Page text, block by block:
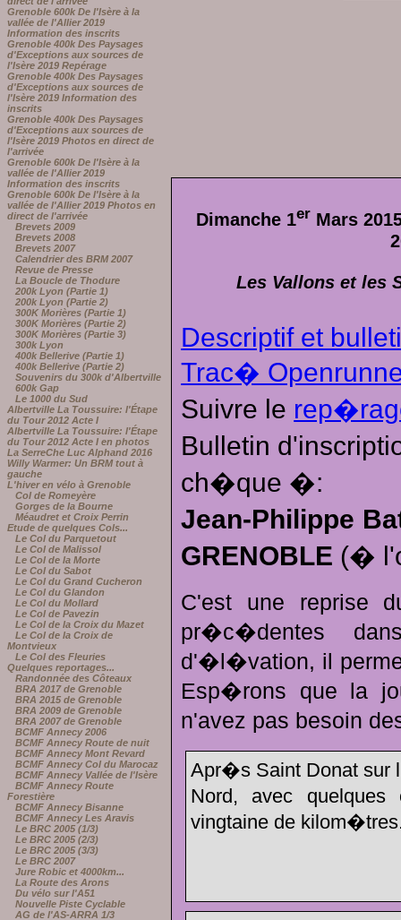
Grenoble 600k De l'Isère à la
vallée de l'Allier 2019
Information des inscrits
Grenoble 400k Des Paysages
d'Exceptions aux sources de
l'Isère 2019 Repérage
Grenoble 400k Des Paysages
d'Exceptions aux sources de
l'Isère 2019 Information des
inscrits
Grenoble 400k Des Paysages
d'Exceptions aux sources de
l'Isère 2019 Photos en direct de
l'arrivée
Grenoble 600k De l'Isère à la
vallée de l'Allier 2019
Information des inscrits
Grenoble 600k De l'Isère à la
vallée de l'Allier 2019 Photos en
direct de l'arrivée
Brevets 2009
Brevets 2008
Brevets 2007
Calendrier des BRM 2007
Revue de Presse
La Boucle de Thodure
200k Lyon (Partie 1)
200k Lyon (Partie 2)
300K Morières (Partie 1)
300K Morières (Partie 2)
300K Morières (Partie 3)
300k Lyon
400k Bellerive (Partie 1)
400k Bellerive (Partie 2)
Souvenirs du 300k d'Albertville
600k Gap
Le 1000 du Sud
Albertville La Toussuire: l'Étape
du Tour 2012 Acte I
Albertville La Toussuire: l'Étape
du Tour 2012 Acte I en photos
La SerreChe Luc Alphand 2016
Willy Warmer: Un BRM tout à
gauche
L'hiver en vélo à Grenoble
Col de Romeyère
Gorges de la Bourne
Méaudret et Croix Perrin
Etude de quelques Cols...
Le Col du Parquetout
Le Col de Malissol
Le Col de la Morte
Le Col du Sabot
Le Col du Grand Cucheron
Le Col du Glandon
Le Col du Mollard
Le Col de Pavezin
Le Col de la Croix du Mazet
Le Col de la Croix de
Montvieux
Le Col des Fleuries
Quelques reportages...
Randonnée des Côteaux
BRA 2017 de Grenoble
BRA 2015 de Grenoble
BRA 2009 de Grenoble
BRA 2007 de Grenoble
BCMF Annecy 2006
BCMF Annecy Route de nuit
BCMF Annecy Mont Revard
BCMF Annecy Col du Marocaz
BCMF Annecy Vallée de l'Isère
BCMF Annecy Route
Forestière
BCMF Annecy Bisanne
BCMF Annecy Les Aravis
Le BRC 2005 (1/3)
Le BRC 2005 (2/3)
Le BRC 2005 (3/3)
Le BRC 2007
Jure Robic et 4000km...
La Route des Arons
Du vélo sur l'A51
Nouvelle Piste Cyclable
AG de l'AS-ARRA 1/3
Dimanche 1er Mars
Les Vallons et les
Descriptif et
Trac�
Suivre le
Bulletin
ch�que �:
Jean-Philippe
GRENOBLE (�
C'est une reprise
pr�c�dentes
d'�l�vation, il
Esp�rons que la
n'avez pas besoin
Apr�s Saint Donat sur
Nord, avec
vingtaine de